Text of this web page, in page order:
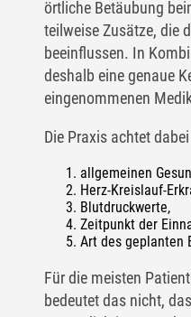
örtliche Betäubung
teilweise Zusätze, die
beeinflussen. In
deshalb eine genaue
eingenommenen
Die Praxis achtet
allgemeinen
Herz-Kreislauf-
Blutdruckwerte,
Zeitpunkt der
Art des geplanten
Für die meisten
bedeutet das nicht,